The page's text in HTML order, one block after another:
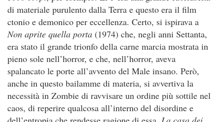
di materiale purulento dalla Terra e questo era il film
ctonio e demonico per eccellenza. Certo, si ispirava a
Non aprite quella porta (1974) che, negli anni Settanta,
era stato il grande trionfo della carne marcia mostrata in
pieno sole nell’horror, e che, nell’horror, aveva
spalancato le porte all’avvento del Male insano. Però,
anche in questo bailamme di materia, si avvertiva la
necessità in Zombie di ravvisare un ordine più sottile nel
caos, di reperire qualcosa all’interno del disordine e